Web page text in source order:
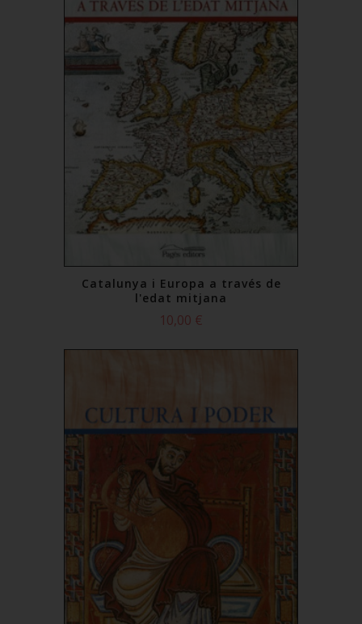
Catalunya i Europa a través de
l'edat mitjana
10,00 €